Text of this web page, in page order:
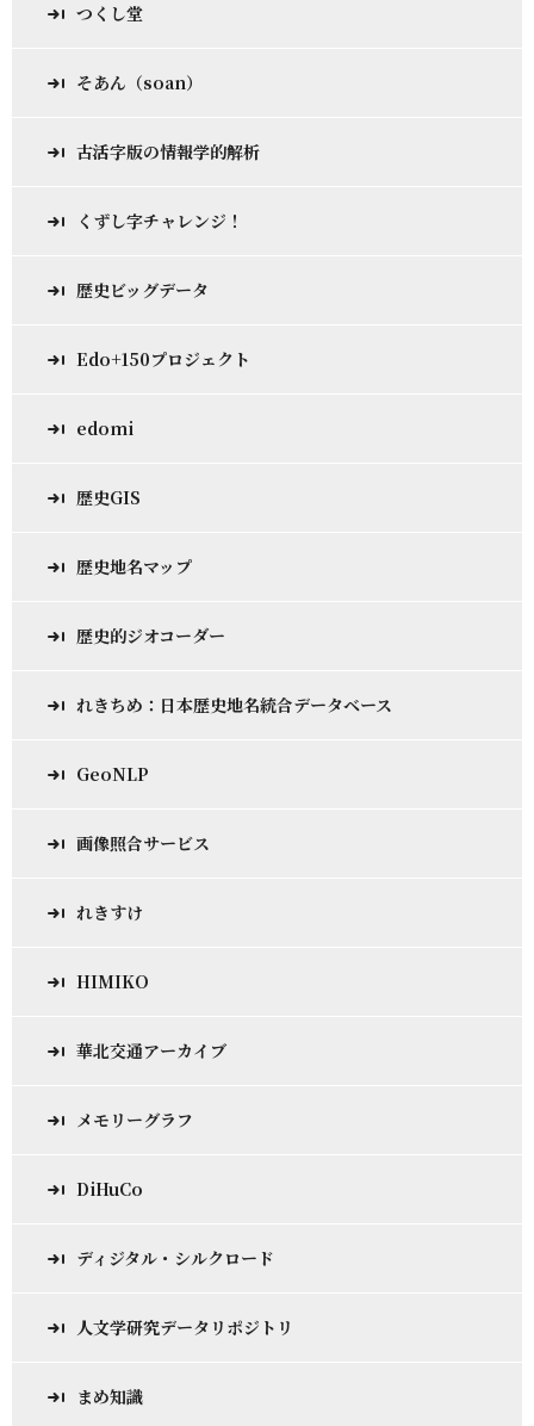
つくし堂
そあん（soan）
古活字版の情報学的解析
くずし字チャレンジ！
歴史ビッグデータ
Edo+150プロジェクト
edomi
歴史GIS
歴史地名マップ
歴史的ジオコーダー
れきちめ：日本歴史地名統合データベース
GeoNLP
画像照合サービス
れきすけ
HIMIKO
華北交通アーカイブ
メモリーグラフ
DiHuCo
ディジタル・シルクロード
人文学研究データリポジトリ
まめ知識